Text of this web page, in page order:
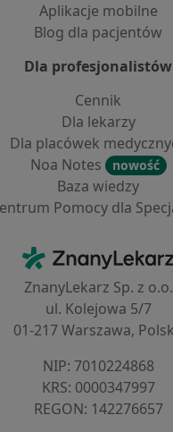
Aplikacje mobilne
Blog dla pacjentów
Dla profesjonalistów
Cennik
Dla lekarzy
Dla placówek
Noa Notes
nowość
Baza wiedzy
Pomocy dla
ZnanyLekarz -
ZnanyLekarz Sp. z o.o.
ul. Kolejowa 5/7
01-217 Warszawa,
NIP: ⁠7010224868
KRS: ⁠0000347997
REGON: ⁠142276657